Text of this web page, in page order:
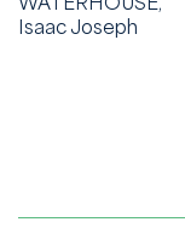
Isaac Joseph